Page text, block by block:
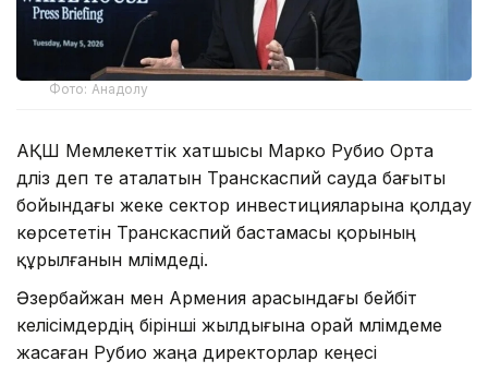
Фото: Анадолу
АҚШ Мемлекеттік хатшысы Марко Рубио Орта
дәліз деп те аталатын Транскаспий сауда бағыты
бойындағы жеке сектор инвестицияларына қолдау
көрсететін Транскаспий бастамасы қорының
құрылғанын мәлімдеді.
Әзербайжан мен Армения арасындағы бейбіт
келісімдердің бірінші жылдығына орай мәлімдеме
жасаған Рубио жаңа директорлар кеңесі